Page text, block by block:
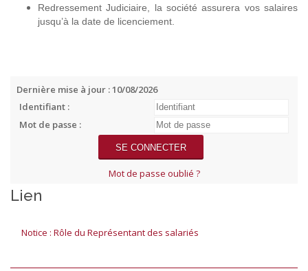
Redressement Judiciaire, la société assurera vos salaires
jusqu’à la date de licenciement.
Dernière mise à jour : 10/08/2026
Identifiant :
Mot de passe :
Mot de passe oublié ?
Lien
Notice : Rôle du Représentant des salariés